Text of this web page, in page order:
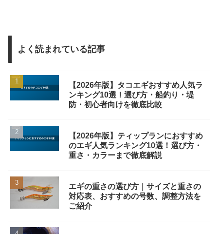
よく読まれている記事
【2026年版】タコエギおすすめ人気ラ
ンキング10選！選び方・船釣り・堤
防・初心者向けを徹底比較
【2026年版】ティップランにおすすめ
のエギ人気ランキング10選！選び方・
重さ・カラーまで徹底解説
エギの重さの選び方｜サイズと重さの
対応表、おすすめの号数、調整方法を
ご紹介